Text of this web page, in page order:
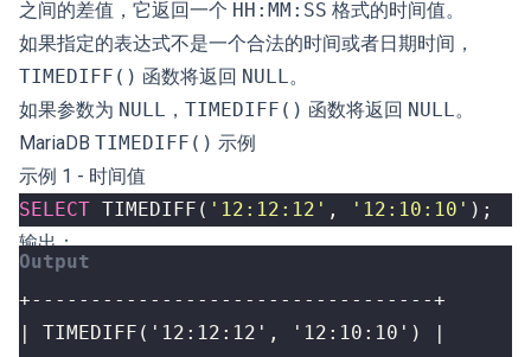
之间的差值，它返回一个 HH:MM:SS 格式的时间值。
如果指定的表达式不是一个合法的时间或者日期时间，
TIMEDIFF() 函数将返回 NULL。
如果参数为 NULL ， TIMEDIFF() 函数将返回 NULL。
MariaDB TIMEDIFF() 示例
示例 1 - 时间值
SELECT TIMEDIFF ( '12:12:12' , '12:10:10' );
输出：